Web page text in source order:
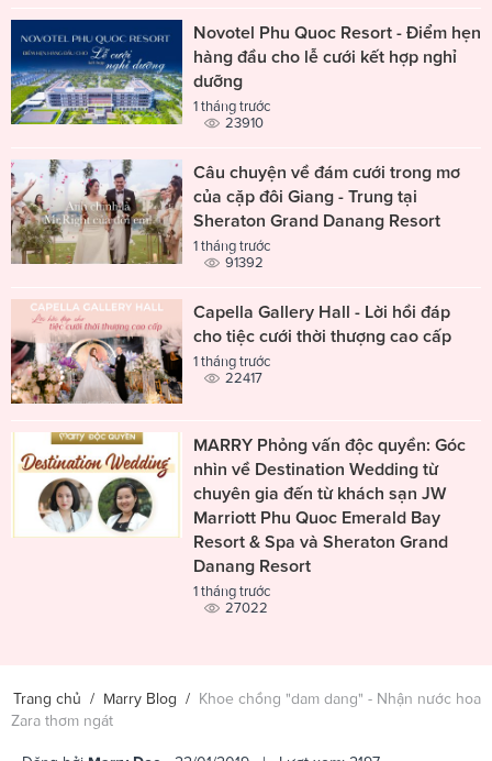
Novotel Phu Quoc Resort - Điểm hẹn
hàng đầu cho lễ cưới kết hợp nghỉ
dưỡng
1 tháng trước
23910
Câu chuyện về đám cưới trong mơ
của cặp đôi Giang - Trung tại
Sheraton Grand Danang Resort
1 tháng trước
91392
Capella Gallery Hall - Lời hồi đáp
cho tiệc cưới thời thượng cao cấp
1 tháng trước
22417
MARRY Phỏng vấn độc quyền: Góc
nhìn về Destination Wedding từ
chuyên gia đến từ khách sạn JW
Marriott Phu Quoc Emerald Bay
Resort & Spa và Sheraton Grand
Danang Resort
1 tháng trước
27022
Trang chủ / Marry Blog / Khoe chồng "dam dang" - Nhận nước hoa
Zara thơm ngát